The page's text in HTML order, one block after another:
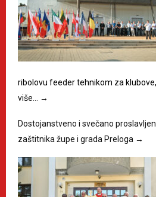
ribolovu feeder tehnikom za
više… →
Dostojanstveno i svečano
zaštitnika župe i grada Preloga →